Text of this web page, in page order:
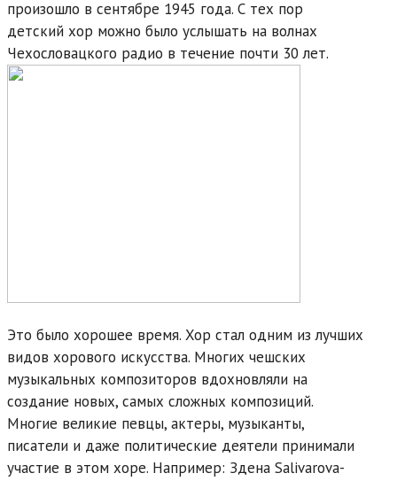
произошло в сентябре 1945 года. С тех пор
детский хор можно было услышать на волнах
Чехословацкого радио в течение почти 30 лет.
Это было хорошее время. Хор стал одним из лучших
видов хорового искусства. Многих чешских
музыкальных композиторов вдохновляли на
создание новых, самых сложных композиций.
Многие великие певцы, актеры, музыканты,
писатели и даже политические деятели принимали
участие в этом хоре. Например: Здена Salivarova-